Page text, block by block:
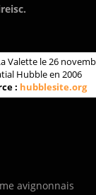
Valette le 26
Hubble en 2006
: hubblesite.org
avignonnais